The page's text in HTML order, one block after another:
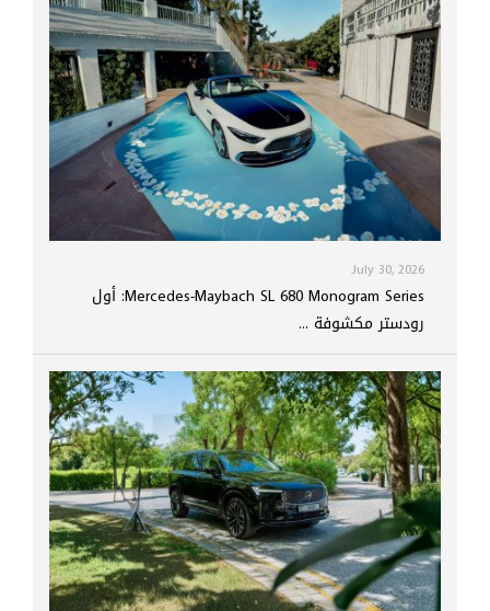
July 30, 2026
Mercedes-Maybach SL 680 Monogram Series: أول
رودستر مكشوفة ...